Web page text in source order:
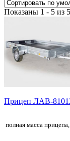
Показаны 1 - 5 из
Прицеп ЛАВ-
полная масса